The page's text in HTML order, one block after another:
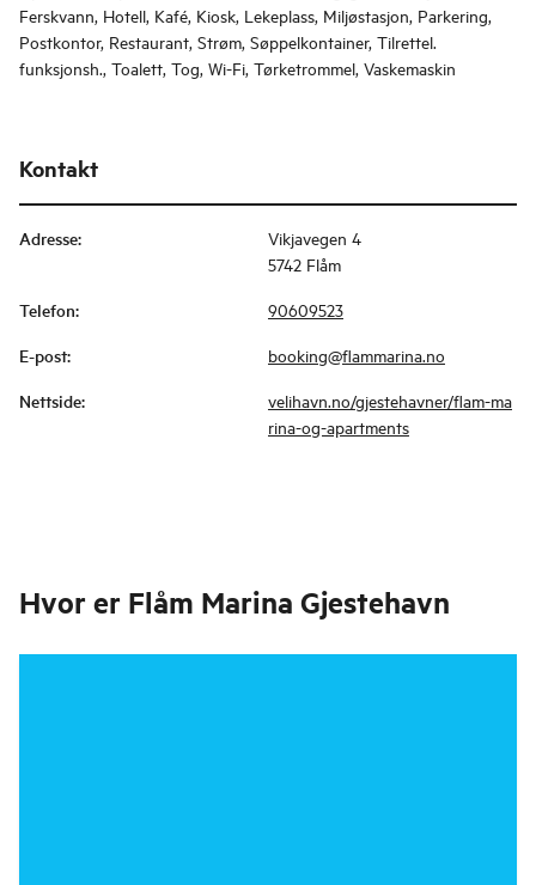
Ferskvann, Hotell, Kafé, Kiosk, Lekeplass, Miljøstasjon, Parkering,
Postkontor, Restaurant, Strøm, Søppelkontainer, Tilrettel.
funksjonsh., Toalett, Tog, Wi-Fi, Tørketrommel, Vaskemaskin
Kontakt
Adresse:
Vikjavegen 4
5742 Flåm
Telefon: 90609523
E-post: booking@flammarina.no
Nettside:
velihavn.no/gjestehavner/flam-ma
rina-og-apartments
Hvor er Flåm Marina Gjestehavn